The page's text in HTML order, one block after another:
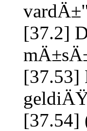
[37.2]
[37.53]
[37.54]